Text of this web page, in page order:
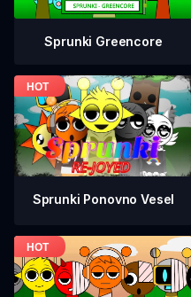
Sprunki Greencore
Sprunki Ponovno Vesel